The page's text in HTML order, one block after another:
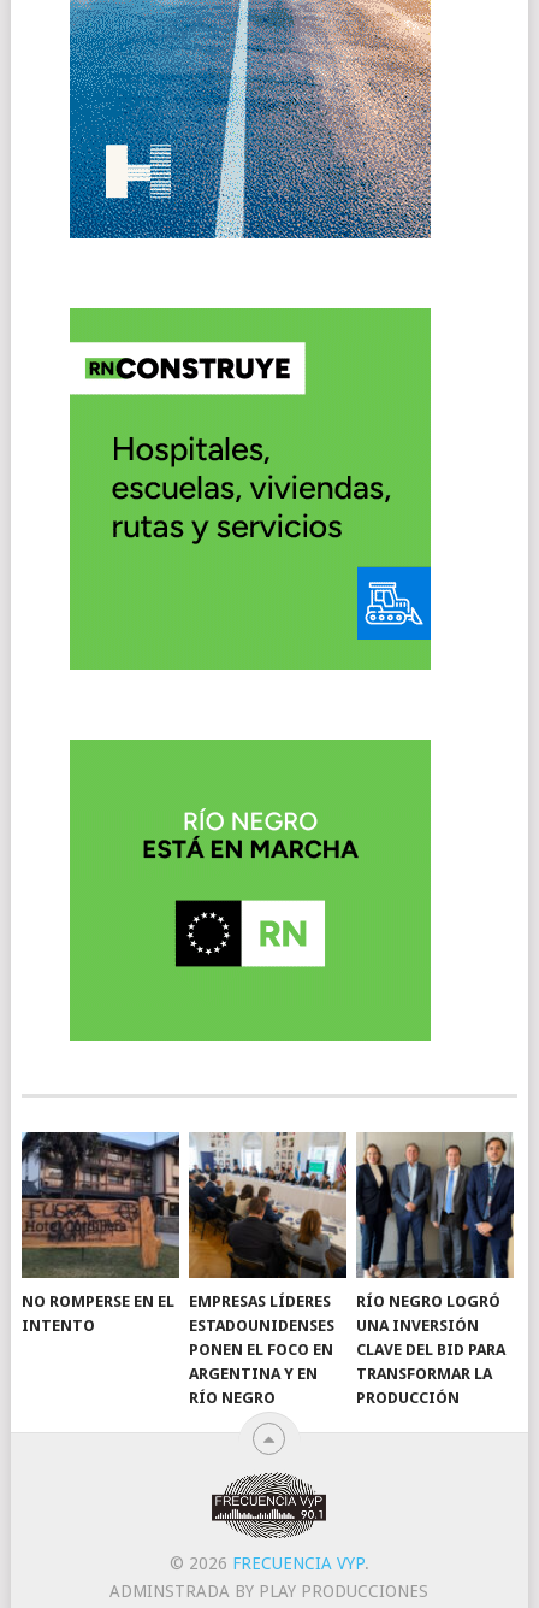
NO ROMPERSE EN EL
INTENTO
EMPRESAS LÍDERES
ESTADOUNIDENSES
PONEN EL FOCO EN
ARGENTINA Y EN
RÍO NEGRO
RÍO NEGRO LOGRÓ
UNA INVERSIÓN
CLAVE DEL BID PARA
TRANSFORMAR LA
PRODUCCIÓN
© 2026 FRECUENCIA VYP.
ADMINSTRADA BY PLAY PRODUCCIONES